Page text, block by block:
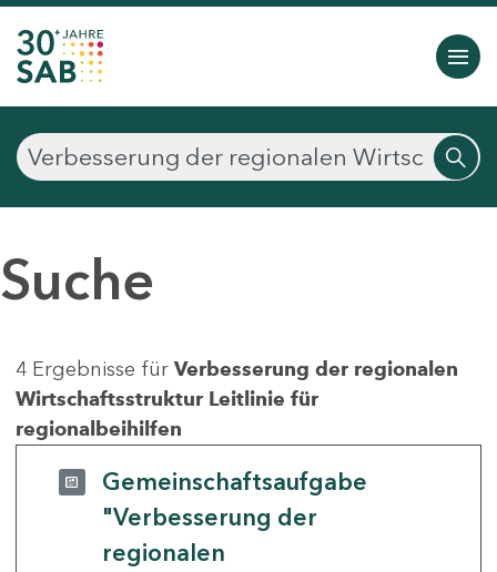
Suche
4 Ergebnisse für Verbesserung der regionalen
Wirtschaftsstruktur Leitlinie für
regionalbeihilfen
Gemeinschaftsaufgabe
"Verbesserung der
regionalen